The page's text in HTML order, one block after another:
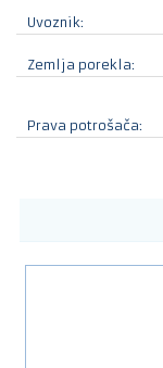
Uvoznik:
Zemlja porekla:
Prava potrošača: